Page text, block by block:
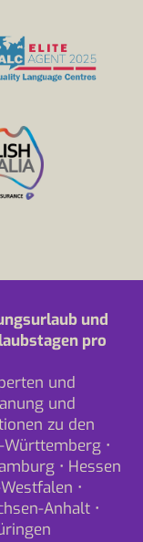
und
pro
und
und
zu den
Württemberg•
• Hessen
•
Anhalt •